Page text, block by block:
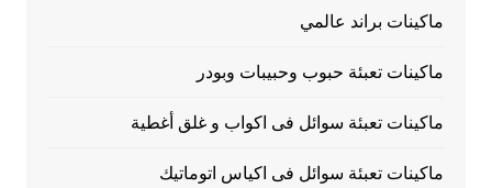
ماكينات براند عالمي
ماكينات تعبئة حبوب وحبيبات وبودر
ماكينات تعبئة سوائل فى اكواب و غلق أغطية
ماكينات تعبئة سوائل فى اكياس اتوماتيك